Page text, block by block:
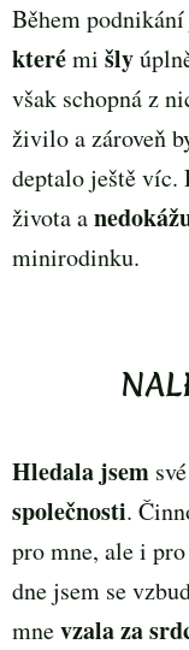
Během
kterémi šly
však schopná z
živilo a zároveň
deptalo ještě
života a
minirodinku.
Hledala jsem
společnosti.
pro mne, ale i
dne jsem se
mnevzala za